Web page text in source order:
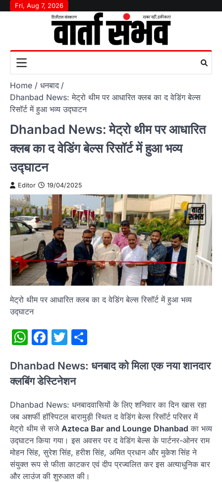
SkipFri, Aug 7, 2026
Home
धनबाद
Dhanbad News: मेट्रो थीम पर आधारित क्लब का द वेडिंग बेल्स
रिसॉर्ट में हुआ भव्य उद्घाटन
Dhanbad News: मेट्रो थीम पर आधारित
क्लब का द वेडिंग बेल्स रिसॉर्ट में हुआ भव्य
उद्घाटन
Editor 19/04/2025
मेट्रो थीम पर आधारित क्लब का द वेडिंग बेल्स रिसॉर्ट में हुआ भव्य
उद्घाटन
WhatsApp
Facebook
Twitter
Dhanbad News: धनबाद को मिला एक नया शानदार
क्लबिंग डेस्टिनेशन
Dhanbad News: धनबादवासियों के लिए शनिवार का दिन खास रहा
जब अशर्फी हॉस्पिटल बारामुड़ी स्थित द वेडिंग बेल्स रिसॉर्ट परिसर में
मेट्रो थीम से सजे Azteca Bar and Lounge Dhanbad का भव्य
उद्घाटन किया गया। इस अवसर पर द वेडिंग बेल्स के पार्टनर-ओनर राम
मोहन सिंह, सुरेश सिंह, हरीश सिंह, अमित प्रधान और मुकेश सिंह ने
संयुक्त रूप से फीता काटकर एवं दीप प्रज्वलित कर इस अत्याधुनिक बार
और लाउंज की शुरुआत की।